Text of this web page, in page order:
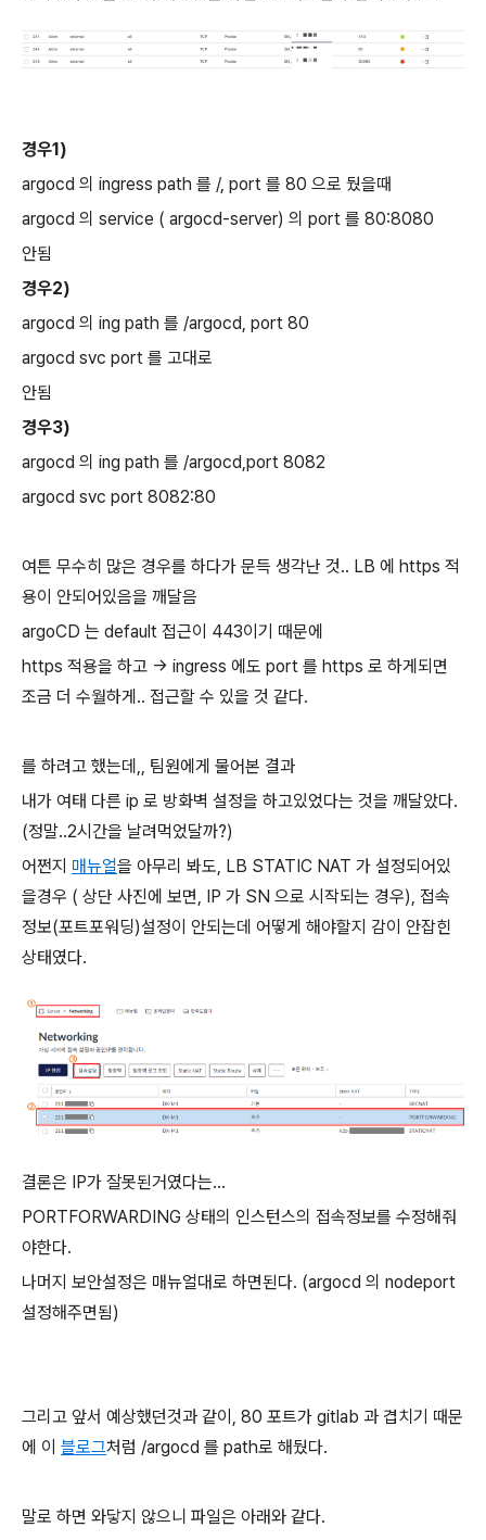
경우1)
argocd 의 ingress path 를 /, port 를 80 으로 뒀을때
argocd 의 service ( argocd-server) 의 port 를 80:8080
안됨
경우2)
argocd 의 ing path 를 /argocd, port 80
argocd svc port 를 고대로
안됨
경우3)
argocd 의 ing path 를 /argocd,port 8082
argocd svc port 8082:80
여튼 무수히 많은 경우를 하다가 문득 생각난 것.. LB 에 https 적
용이 안되어있음을 깨달음
argoCD 는 default 접근이 443이기 때문에
https 적용을 하고 -> ingress 에도 port 를 https 로 하게되면
조금 더 수월하게.. 접근할 수 있을 것 같다.
를 하려고 했는데,, 팀원에게 물어본 결과
내가 여태 다른 ip 로 방화벽 설정을 하고있었다는 것을 깨달았다.
(정말..2시간을 날려먹었달까?)
어쩐지 매뉴얼을 아무리 봐도, LB STATIC NAT 가 설정되어있
을경우 ( 상단 사진에 보면, IP 가 SN 으로 시작되는 경우), 접속
정보(포트포워딩)설정이 안되는데 어떻게 해야할지 감이 안잡힌
상태였다.
결론은 IP가 잘못된거였다는...
PORTFORWARDING 상태의 인스턴스의 접속정보를 수정해줘
야한다.
나머지 보안설정은 매뉴얼대로 하면된다. (argocd 의 nodeport
설정해주면됨)
그리고 앞서 예상했던것과 같이, 80 포트가 gitlab 과 겹치기 때문
에 이 블로그처럼 /argocd 를 path로 해뒀다.
말로 하면 와닿지 않으니 파일은 아래와 같다.